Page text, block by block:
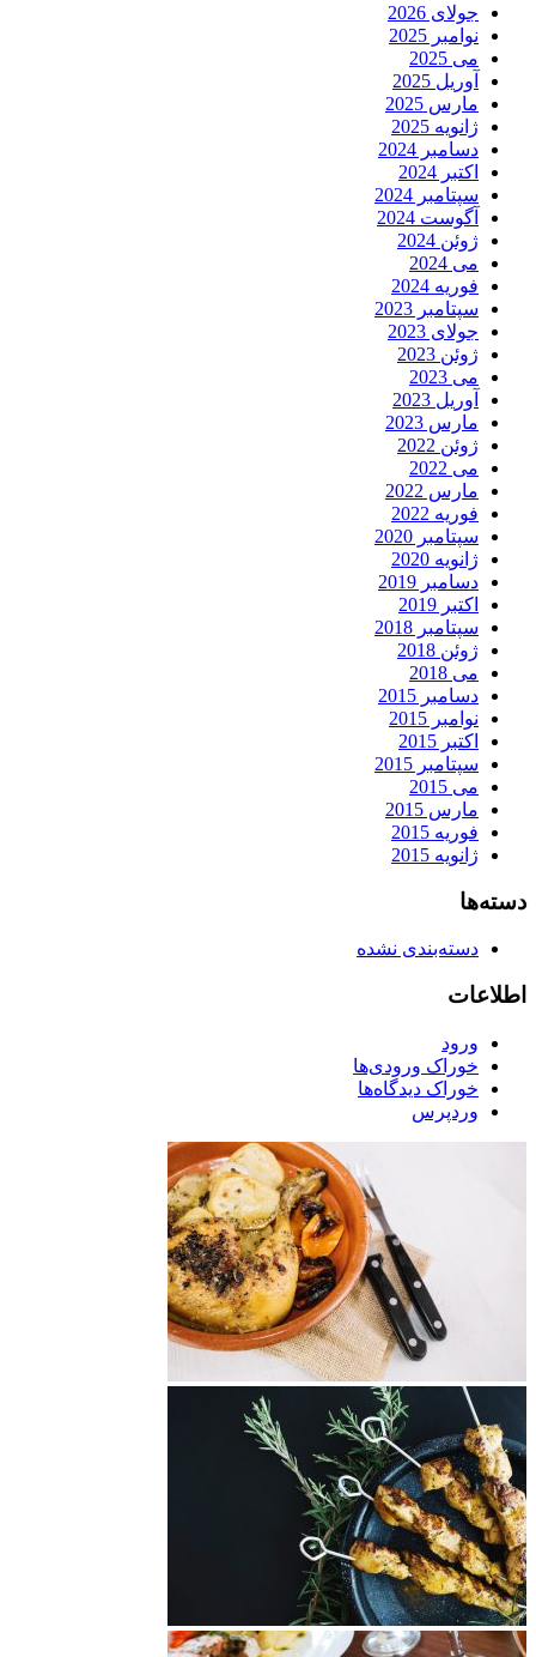
جولای 2026
نوامبر 2025
می 2025
آوریل 2025
مارس 2025
ژانویه 2025
دسامبر 2024
اکتبر 2024
سپتامبر 2024
آگوست 2024
ژوئن 2024
می 2024
فوریه 2024
سپتامبر 2023
جولای 2023
ژوئن 2023
می 2023
آوریل 2023
مارس 2023
ژوئن 2022
می 2022
مارس 2022
فوریه 2022
سپتامبر 2020
ژانویه 2020
دسامبر 2019
اکتبر 2019
سپتامبر 2018
ژوئن 2018
می 2018
دسامبر 2015
نوامبر 2015
اکتبر 2015
سپتامبر 2015
می 2015
مارس 2015
فوریه 2015
ژانویه 2015
دسته‌ها
دسته‌بندی نشده
اطلاعات
ورود
خوراک ورودی‌ها
خوراک دیدگاه‌ها
وردپرس